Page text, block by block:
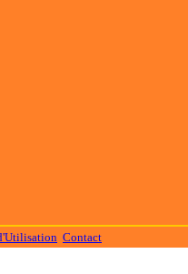
Contact